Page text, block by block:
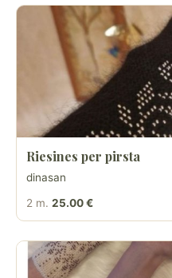
Riesines per pirsta
dinasan
2 m. 25.00 €